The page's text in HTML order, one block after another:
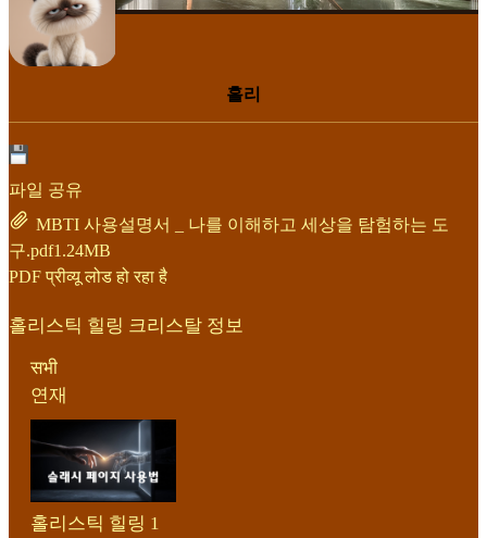
홀리
파일 공유
MBTI 사용설명서 _ 나를 이해하고 세상을 탐험하는 도
구.pdf1.24MB
PDF प्रीव्यू लोड हो रहा है
홀리스틱 힐링 크리스탈 정보
सभी
연재
홀리스틱 힐링 1